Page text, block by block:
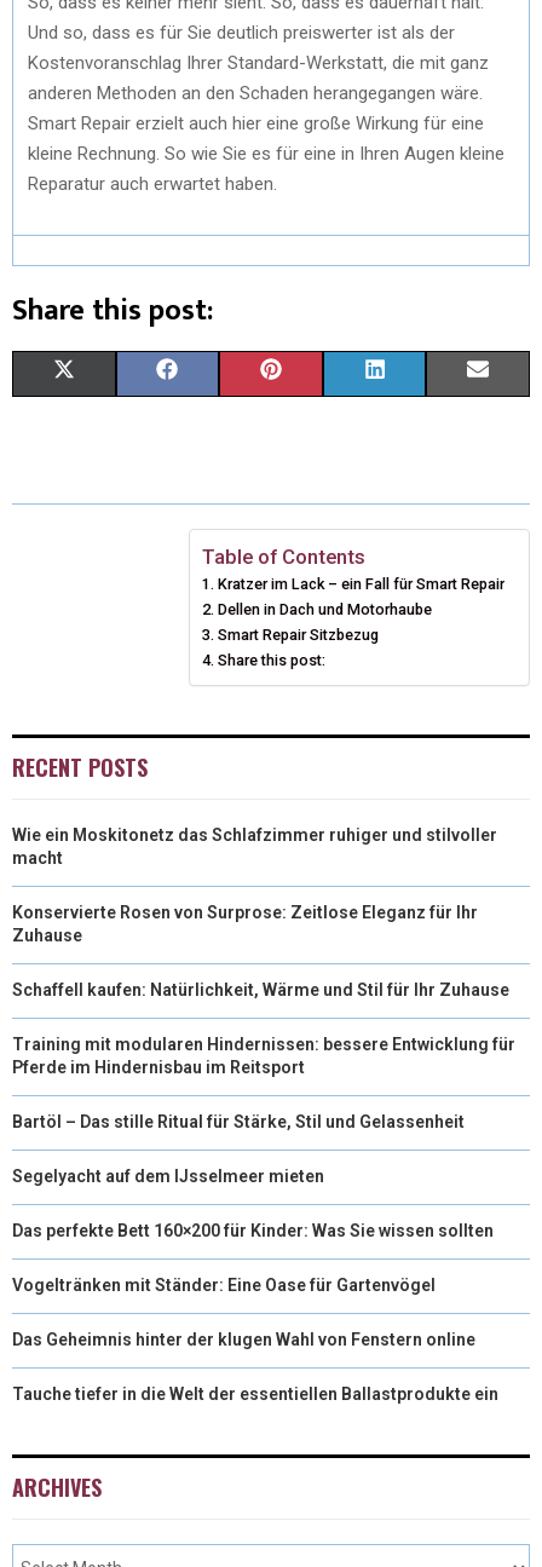
Und so, dass es für Sie deutlich preiswerter ist als der
Kostenvoranschlag Ihrer Standard-Werkstatt, die mit ganz
anderen Methoden an den Schaden herangegangen wäre.
Smart Repair erzielt auch hier eine große Wirkung für eine
kleine Rechnung. So wie Sie es für eine in Ihren Augen kleine
Reparatur auch erwartet haben.
Share this post:
W
)
E T
E
R
E
K
D
I
Table of Contents
Kratzer im Lack – ein Fall für Smart Repair
Dellen in Dach und Motorhaube
Smart Repair Sitzbezug
Share this post:
RECENT POSTS
Wie ein Moskitonetz das Schlafzimmer ruhiger und stilvoller
macht
Konservierte Rosen von Surprose: Zeitlose Eleganz für Ihr
Zuhause
Schaffell kaufen: Natürlichkeit, Wärme und Stil für Ihr Zuhause
Training mit modularen Hindernissen: bessere Entwicklung für
Pferde im Hindernisbau im Reitsport
Bartöl – Das stille Ritual für Stärke, Stil und Gelassenheit
Segelyacht auf dem IJsselmeer mieten
Das perfekte Bett 160×200 für Kinder: Was Sie wissen sollten
Vogeltränken mit Ständer: Eine Oase für Gartenvögel
Das Geheimnis hinter der klugen Wahl von Fenstern online
Tauche tiefer in die Welt der essentiellen Ballastprodukte ein
ARCHIVES